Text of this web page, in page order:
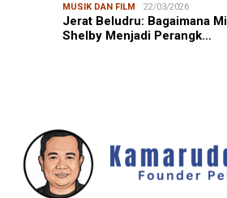
MUSIK DAN FILM 22/03/2026
Jerat Beludru: Bagaimana
Shelby Menjadi Perangk…